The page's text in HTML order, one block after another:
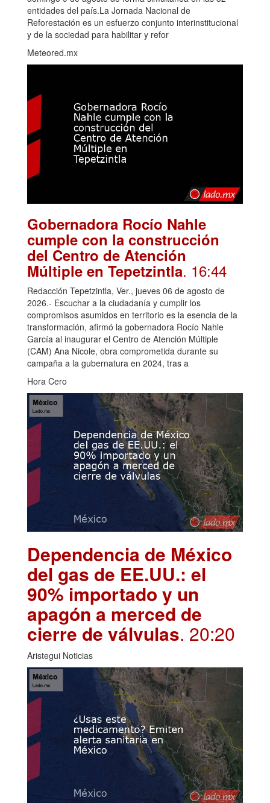
entidades del país.La Jornada Nacional de
Reforestación es un esfuerzo conjunto interinstitucional
y de la sociedad para habilitar y refor
Meteored.mx
Gobernadora Rocío Nahle
cumple con la construcción
del Centro de Atención
Múltiple en Tepetzintla. 16:44
Redacción Tepetzintla, Ver., jueves 06 de agosto de
2026.- Escuchar a la ciudadanía y cumplir los
compromisos asumidos en territorio es la esencia de la
transformación, afirmó la gobernadora Rocío Nahle
García al inaugurar el Centro de Atención Múltiple
(CAM) Ana Nicole, obra comprometida durante su
campaña a la gubernatura en 2024, tras a
Hora Cero
Dependencia de México
del gas de EE.UU.: el
90% importado y un
apagón a merced de
cierre de válvulas. 20:20
Aristegui Noticias